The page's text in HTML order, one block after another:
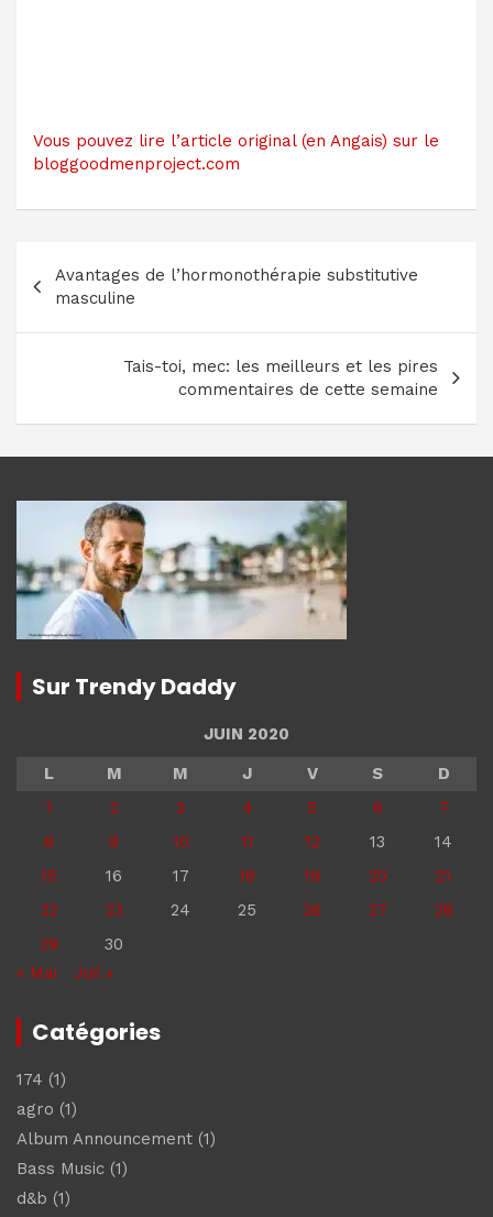
Vous pouvez lire l’article original (en Angais) sur le
bloggoodmenproject.com
Navigation
de
l’article
Avantages de l’hormonothérapie substitutive
masculine
Tais-toi, mec: les meilleurs et les pires
commentaires de cette semaine
Sur Trendy Daddy
JUIN 2020
L
M M J V S
D
1
2 3 4 5 6
7
8
9 10 11 12 13
14
15
16 17 18 19 20
21
22
23 24 25 26 27
28
29
30
« Mai
Juil »
Catégories
174 (1)
agro (1)
Album Announcement (1)
Bass Music (1)
d&b (1)